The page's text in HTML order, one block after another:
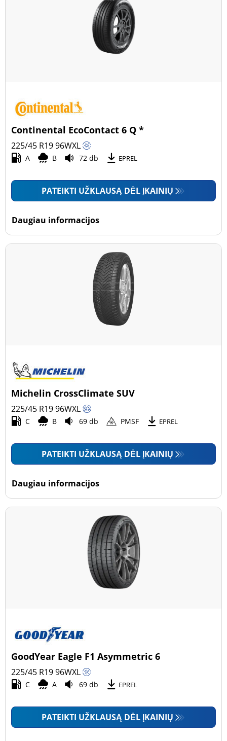
Continental EcoContact 6 Q *
225/45 R1996WXL
A B 72 db EPREL
PATEIKTI UŽKLAUSĄ DĖL ĮKAINIŲ
Daugiau informacijos
Michelin CrossClimate SUV
225/45 R1996WXL
C B 69 db PMSF EPREL
PATEIKTI UŽKLAUSĄ DĖL ĮKAINIŲ
Daugiau informacijos
GoodYear Eagle F1 Asymmetric 6
225/45 R1996WXL
C A 69 db EPREL
PATEIKTI UŽKLAUSĄ DĖL ĮKAINIŲ